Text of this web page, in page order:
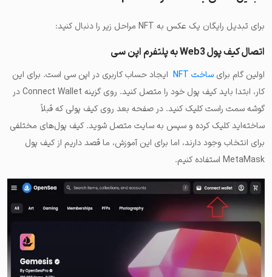
برای تبدیل رایگان یک عکس به NFT مراحل زیر را دنبال کنید:
اتصال کیف پول Web3 به پلتفرم اپن سی
اولین گام برای ساخت NFT
ایجاد حساب کاربری در اپن سی است. برای این
کار، ابتدا باید کیف پول خود را متصل کنید. روی گزینه Connect Wallet در
گوشه سمت راست کلیک کنید. در صفحه بعد روی کیف پولی که قبلاً
ساخته‌اید کلیک کرده و سپس به سایت متصل شوید. کیف پول‌های مختلفی
برای انتخاب وجود دارند، اما برای این آموزش، ما قصد داریم از کیف پول
MetaMask استفاده کنیم.